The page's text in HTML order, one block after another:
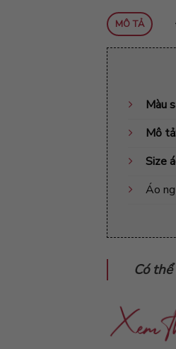
MÔ TẢ
Màu
Mô
Size
Áo
Có